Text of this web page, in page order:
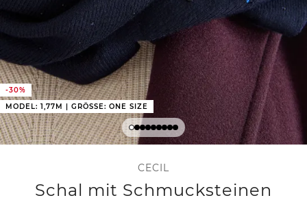
-30%
MODEL: 1,77M | GRÖSSE: ONE SIZE
CECIL
Schal mit Schmucksteinen